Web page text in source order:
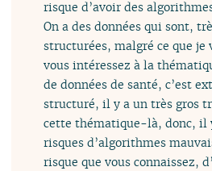
risque d’avoir des
On a des données qui sont,
structurées, malgré ce que je
vous intéressez à la
de données de santé, c’est
structuré, il y a un très gros
cette thématique-là, donc, il
risques d’algorithmes
risque que vous connaissez,